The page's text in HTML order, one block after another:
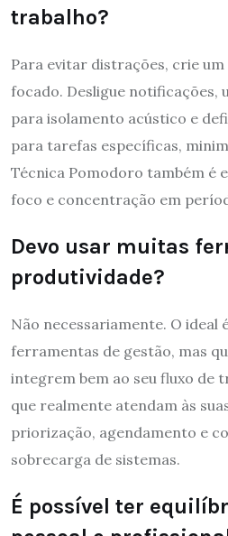
trabalho?
Para evitar distrações, crie
focado. Desligue notificações,
para isolamento acústico e
para tarefas específicas,
Técnica Pomodoro também é
foco e concentração em
Devo usar muitas
produtividade?
Não necessariamente. O ideal
ferramentas de gestão, mas
integrem bem ao seu fluxo de
que realmente atendam às
priorização, agendamento e
sobrecarga de sistemas.
É possível ter